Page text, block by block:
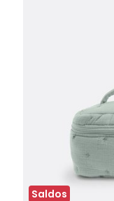
Saldos